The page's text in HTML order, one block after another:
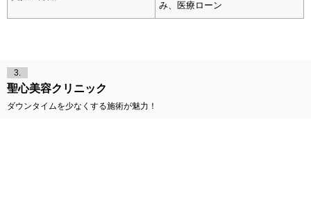
み、医療ローン
3.
聖心美容クリニック
ダウンタイムを少なくする施術が魅力！